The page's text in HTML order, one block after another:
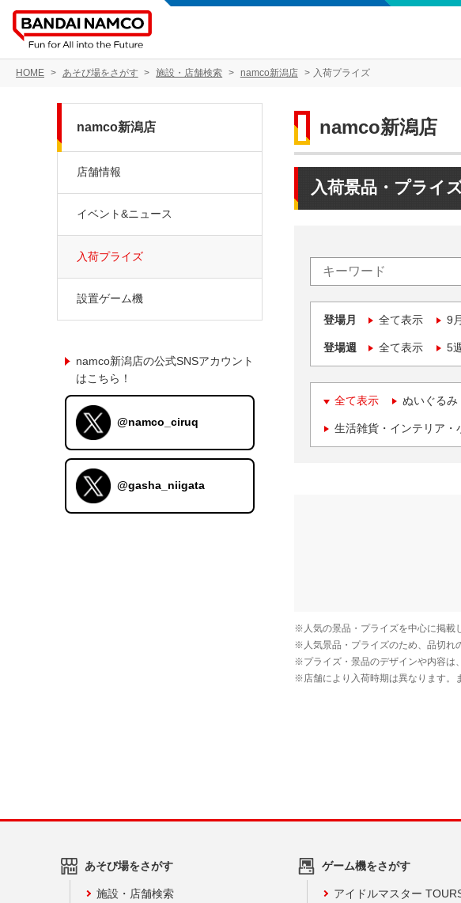
HOME あそび場をさがす 施設・店舗検索 namco新潟店 入荷プライズ
namco新潟店
入荷景品・プライ
登場月 全て表示 9月
登場週 全て表示 5週
全て表示 ぬいぐるみ
生活雑貨・インテリア・
namco新潟店
店舗情報
イベント&ニュース
入荷プライズ
設置ゲーム機
namco新潟店の公式SNSアカウント
はこちら！
@namco_ciruq
@gasha_niigata
あそび場をさがす
施設・店舗検索
ゲーム機をさがす
アイドルマスター